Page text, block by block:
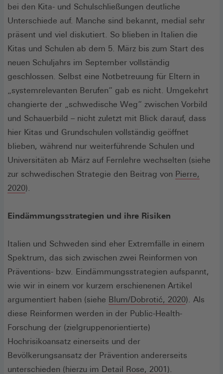
bei den Kita- und Schulschließungen deutliche
Unterschiede auf. Manche sind bekannt, medial sehr
präsent und viel diskutiert. So blieben in Italien die
Kitas und Schulen ab dem 5. März bis zum Start des
neuen Schuljahrs im September vollständig
geschlossen. Selbst eine Notbetreuung für Eltern in
„systemrelevanten Berufen“ gab es nicht. Umgekehrt
changierte der „schwedische Weg“ zwischen Vorbild
und Schauerbild – nicht zuletzt mit Blick darauf, dass
hier Kitas und Grundschulen vollständig geöffnet
blieben, während nur weiterführende Schulen und
Universitäten ab März auf Fernlehre wechselten (siehe
zur schwedischen Strategie den Beitrag von Pierre,
2020(Öffnet
einem
Fenster)
).
Eindämmungsstrategien und ihre Risiken
Italien und Schweden sind eher Extremfälle in einem
Spektrum, das sich zwischen zwei Reinformen von
Präventions- bzw. Eindämmungsstrategien aufspannt,
wie wir in einem vor kurzem erschienenen Artikel
argumentiert haben (siehe Blum/Dobrotić, 2020(Öffnet
Fenster)
). Als
diese Reinformen werden in der Public-Health-
Forschung der (zielgruppenorientierte)
Hochrisikoansatz einerseits und der
Bevölkerungsansatz der Prävention andererseits
unterschieden (hierzu im Detail Rose, 2001 (Öffnet
).